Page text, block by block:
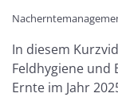
In diesem
Feldhygiene und
Ernte im Jahr